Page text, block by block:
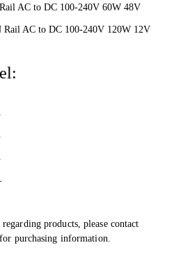
AC to DC 100-240V 60W 48V
AC to DC 100-240V 120W 12V
products, please contact
purchasing information.